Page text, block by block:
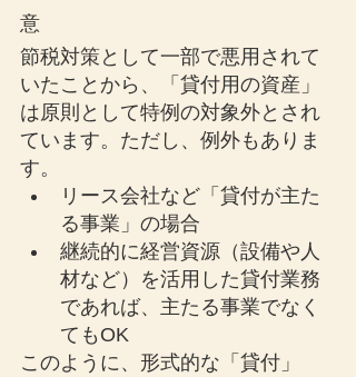
意
節税対策として一部で悪用されて
いたことから、「貸付用の資産」
は原則として特例の対象外とされ
ています。ただし、例外もありま
す。
リース会社など「貸付が主た
る事業」の場合
継続的に経営資源（設備や人
材など）を活用した貸付業務
であれば、主たる事業でなく
てもOK
このように、形式的な「貸付」